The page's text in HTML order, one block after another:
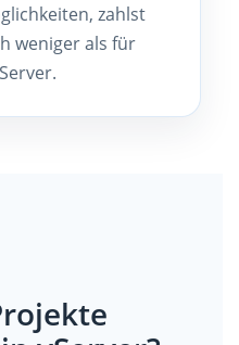
zahlst
weniger als für